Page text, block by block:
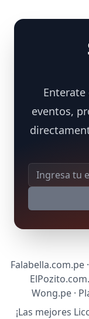
eventos,
Dirección de
Falabella.com.pe
Wong.pe ·
¡Las mejores